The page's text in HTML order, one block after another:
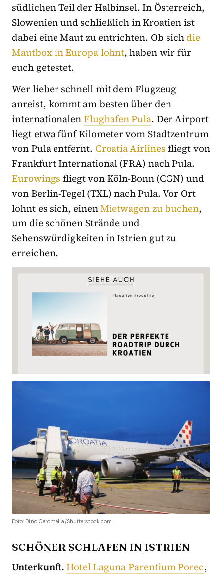
südlichen Teil der Halbinsel. In Österreich,
Slowenien und schließlich in Kroatien ist
dabei eine Maut zu entrichten. Ob sichdie
Mautbox in Europa lohnt, haben wir für
euch getestet.
Wer lieber schnell mit dem Flugzeug
anreist, kommt am besten über den
internationalenFlughafen Pula. Der Airport
liegt etwa fünf Kilometer vom Stadtzentrum
von Pula entfernt. Croatia Airlines fliegt von
Frankfurt International (FRA) nach Pula.
Eurowings fliegt von Köln-Bonn (CGN) und
von Berlin-Tegel (TXL) nach Pula. Vor Ort
lohnt es sich, einenMietwagen zu buchen,
um die schönen Strände und
Sehenswürdigkeiten in Istrien gut zu
erreichen.
Foto: Dino Geromella/Shutterstock.com
SCHÖNER SCHLAFEN IN ISTRIEN
Unterkunft.Hotel Laguna Parentium Porec,